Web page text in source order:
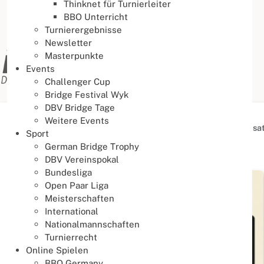
Thinknet für Turnierleiter
BBO Unterricht
Turnierergebnisse
Newsletter
Masterpunkte
Events
Challenger Cup
Bridge Festival Wyk
DBV Bridge Tage
Weitere Events
Sport
German Bridge Trophy
DBV Vereinspokal
Bundesliga
Open Paar Liga
Meisterschaften
International
Nationalmannschaften
Turnierrecht
Online Spielen
Aktuelle Seite: Startseite
Organisation